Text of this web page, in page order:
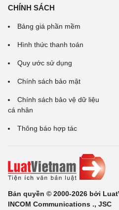
CHÍNH SÁCH
Bảng giá phần mềm
Hình thức thanh toán
Quy ước sử dụng
Chính sách bảo mật
Chính sách bảo vệ dữ liệu
cá nhân
Thông báo hợp tác
Bản quyền © 2000-2026 bởi
INCOM Communications ., JSC